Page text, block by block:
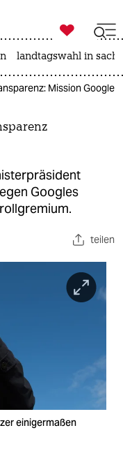

taz zahl ich
landtagswahl in
Mission Google
Googles
teilen
einigermaßen